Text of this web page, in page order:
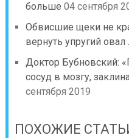
больше 04 сентября
Обвисшие щеки не
вернуть упругий овал
Доктор Бубновский:
сосуд в мозгу,
сентября 2019
ПОХОЖИЕ